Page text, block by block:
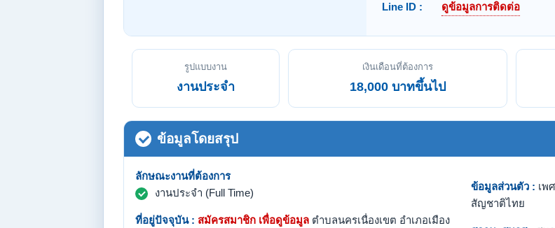
Line ID :
ดูข้อมูลการติดต่อ
รูปแบบงาน
งานประจำ
เงินเดือนที่ต้องการ
18,000 บาทขึ้นไป
ข้อมูลโดยสรุป
ลักษณะงานที่ต้องการ
งานประจำ (Full Time)
ที่อยู่ปัจจุบัน : สมัครสมาชิก เพื่อดูข้อมูล ตำบลนครเนื่องเขต อำเภอเมือง
ข้อมูลส่วนตัว : เพ
สัญชาติไทย